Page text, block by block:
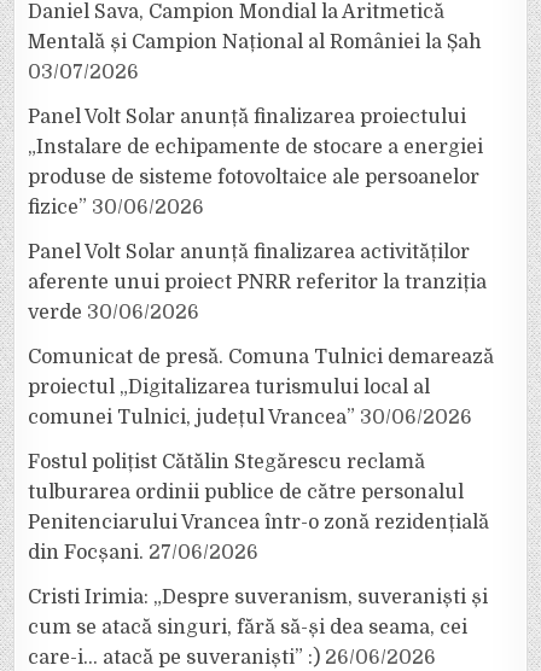
Daniel Sava, Campion Mondial la Aritmetică
Mentală și Campion Național al României la Șah
03/07/2026
Panel Volt Solar anunță finalizarea proiectului
„Instalare de echipamente de stocare a energiei
produse de sisteme fotovoltaice ale persoanelor
fizice” 30/06/2026
Panel Volt Solar anunță finalizarea activităților
aferente unui proiect PNRR referitor la tranziția
verde 30/06/2026
Comunicat de presă. Comuna Tulnici demarează
proiectul „Digitalizarea turismului local al
comunei Tulnici, județul Vrancea” 30/06/2026
Fostul polițist Cătălin Stegărescu reclamă
tulburarea ordinii publice de către personalul
Penitenciarului Vrancea într-o zonă rezidențială
din Focșani. 27/06/2026
Cristi Irimia: „Despre suveranism, suveraniști și
cum se atacă singuri, fără să-și dea seama, cei
care-i… atacă pe suveraniști” :) 26/06/2026